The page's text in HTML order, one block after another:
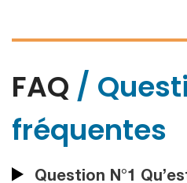
FAQ /
fréquentes
Question N°1